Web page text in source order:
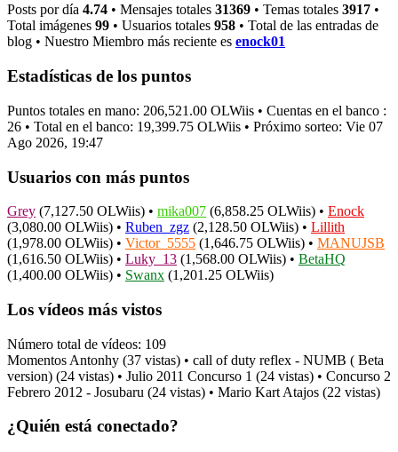
Posts por día 4.74 • Mensajes totales 31369 • Temas totales 3917 •
Total imágenes 99 • Usuarios totales 958 • Total de las entradas de
blog • Nuestro Miembro más reciente es enock01
Estadísticas de los puntos
Puntos totales en mano: 206,521.00 OLWiis • Cuentas en el banco :
26 • Total en el banco: 19,399.75 OLWiis • Próximo sorteo: Vie 07
Ago 2026, 19:47
Usuarios con más puntos
Grey (7,127.50 OLWiis) • mika007 (6,858.25 OLWiis) • Enock
(3,080.00 OLWiis) • Ruben_zgz (2,128.50 OLWiis) • Lillith
(1,978.00 OLWiis) • Victor_5555 (1,646.75 OLWiis) • MANUJSB
(1,616.50 OLWiis) • Luky_13 (1,568.00 OLWiis) • BetaHQ
(1,400.00 OLWiis) • Swanx (1,201.25 OLWiis)
Los vídeos más vistos
Número total de vídeos: 109
Momentos Antonhy (37 vistas) • call of duty reflex - NUMB ( Beta
version) (24 vistas) • Julio 2011 Concurso 1 (24 vistas) • Concurso 2
Febrero 2012 - Josubaru (24 vistas) • Mario Kart Atajos (22 vistas)
¿Quién está conectado?